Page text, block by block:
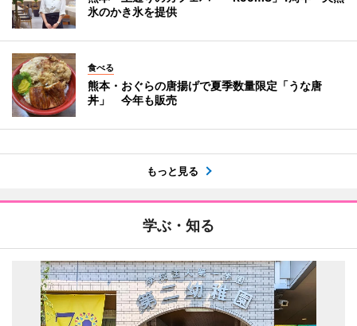
氷のかき氷を提供
食べる
熊本・おぐらの唐揚げで夏季数量限定「うな唐
丼」 今年も販売
もっと見る
学ぶ・知る